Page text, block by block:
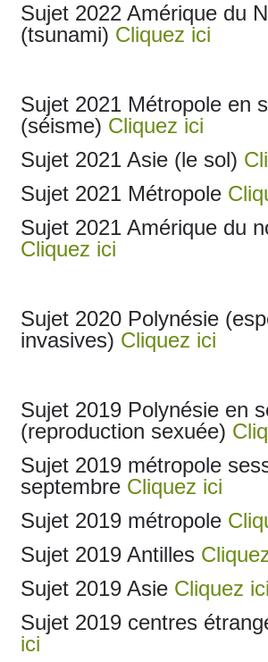
Sujet 2022 Amérique du
(tsunami) Cliquez ici
Sujet 2021 Métropole en
(séisme) Cliquez ici
Sujet 2021 Asie (le sol)
Sujet 2021 Métropole
Sujet 2021 Amérique du
Cliquez ici
Sujet 2020 Polynésie
invasives) Cliquez ici
Sujet 2019 Polynésie en
(reproduction sexuée)
Sujet 2019 métropole
septembre Cliquez ici
Sujet 2019 métropole
Sujet 2019 Antilles
Sujet 2019 Asie Cliquez ici
Sujet 2019 centres
ici